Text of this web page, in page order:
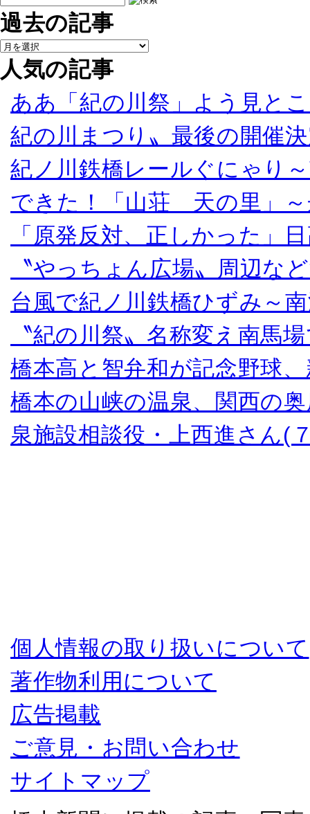
過去の記事
人気の記事
ああ「紀の川祭」よう見と
紀の川まつり〟最後の開催
紀ノ川鉄橋レールぐにゃり
できた！「山荘 天の里」～
「原発反対、正しかった」
〝やっちょん広場〟周辺な
台風で紀ノ川鉄橋ひずみ～
〝紀の川祭〟名称変え南馬
橋本高と智弁和が記念野球
橋本の山峡の温泉、関西の
泉施設相談役・上西進さん(
個人情報の取り扱いについて
著作物利用について
広告掲載
ご意見・お問い合わせ
サイトマップ